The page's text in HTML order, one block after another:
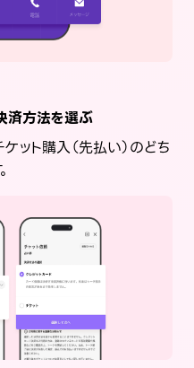
済方法を選ぶ
ット購入（先払い）のどち